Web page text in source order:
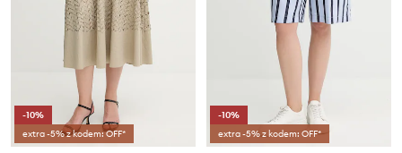
-10%
extra -5% z kodem: OFF*
-10%
extra -5% z kodem: OFF*